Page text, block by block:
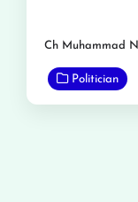
Politician